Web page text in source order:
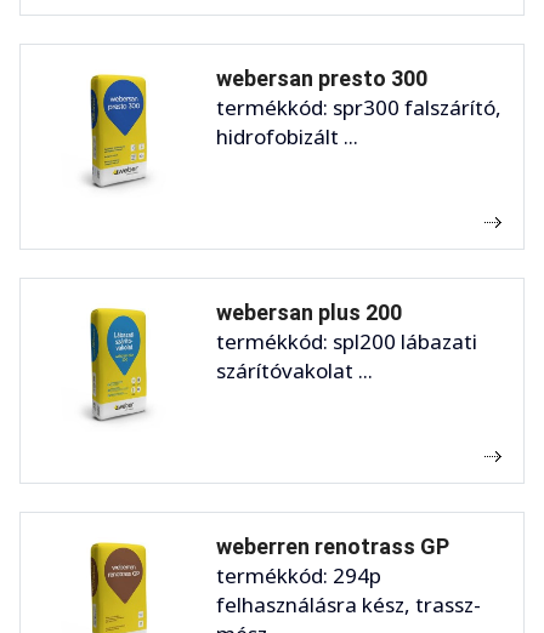
webersan presto 300
termékkód: spr300 falszárító,
hidrofobizált ...
webersan plus 200
termékkód: spl200 lábazati
szárítóvakolat ...
weberren renotrass GP
termékkód: 294p
felhasználásra kész, trassz-